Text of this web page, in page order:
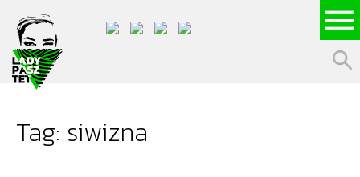
Tag: siwizna